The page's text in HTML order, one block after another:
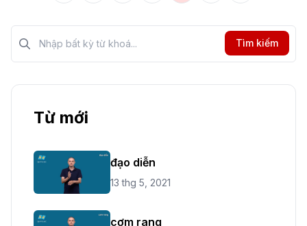
Tìm kiếm?>
Tìm kiếm
Từ mới
đạo diễn
13 thg 5, 2021
cơm rang